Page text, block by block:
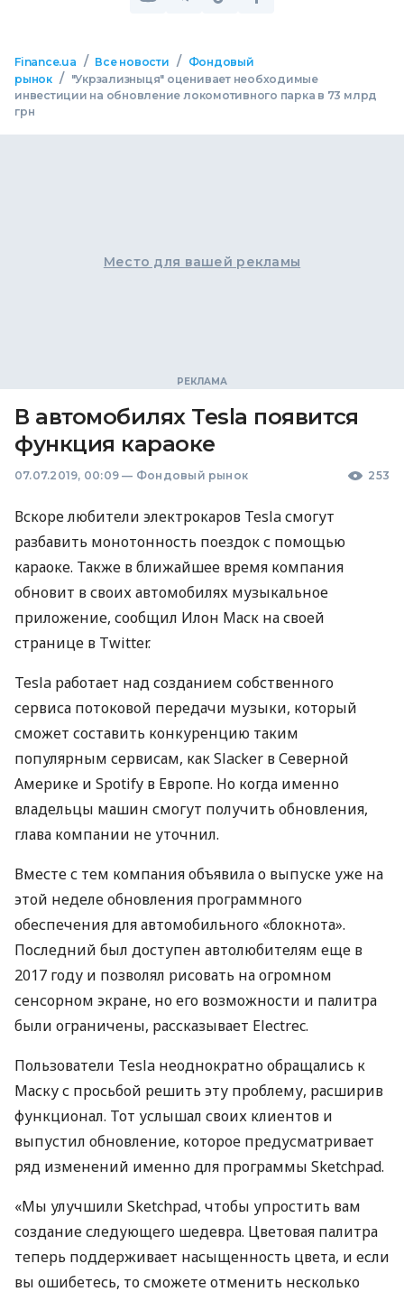
Finance.ua / Все новости /
Фондовый
рынок /
"Укрзализныця" оценивает необходимые
инвестиции на обновление локомотивного парка в 73 млрд
грн
Место для вашей рекламы
В автомобилях Tesla появится
функция караоке
07.07.2019, 00:09 — Фондовый рынок 253
Вскоре любители электрокаров Tesla смогут
разбавить монотонность поездок с помощью
караоке. Также в ближайшее время компания
обновит в своих автомобилях музыкальное
приложение, сообщил Илон Маск на своей
странице в Twitter.
Tesla работает над созданием собственного
сервиса потоковой передачи музыки, который
сможет составить конкуренцию таким
популярным сервисам, как Slacker в Северной
Америке и Spotify в Европе. Но когда именно
владельцы машин смогут получить обновления,
глава компании не уточнил.
Вместе с тем компания объявила о выпуске уже на
этой неделе обновления программного
обеспечения для автомобильного «блокнота».
Последний был доступен автолюбителям еще в
2017 году и позволял рисовать на огромном
сенсорном экране, но его возможности и палитра
были ограничены, рассказывает Electrec.
Пользователи Tesla неоднократно обращались к
Маску с просьбой решить эту проблему, расширив
функционал. Тот услышал своих клиентов и
выпустил обновление, которое предусматривает
ряд изменений именно для программы Sketchpad.
«Мы улучшили Sketchpad, чтобы упростить вам
создание следующего шедевра. Цветовая палитра
теперь поддерживает насыщенность цвета, и если
вы ошибетесь, то сможете отменить несколько